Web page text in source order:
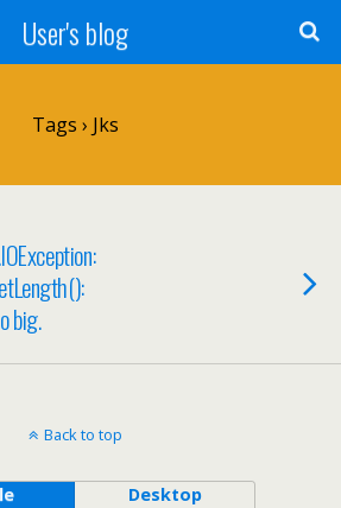
User's blog
Tags › Jks
big.
Back to top
Desktop